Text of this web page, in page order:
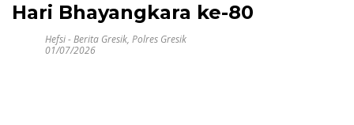
Hari Bhayangkara ke-80
Hefsi-Berita Gresik, Polres Gresik
01/07/2026